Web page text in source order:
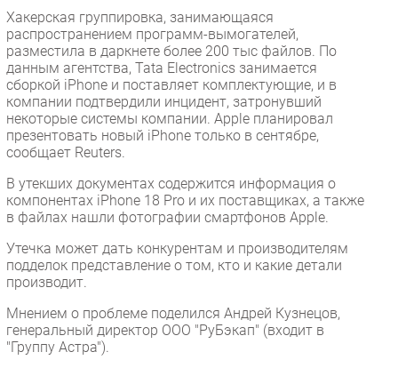
РАЗДЕЛЫ
Новости
Аналитика
Интервью
Мероприятия
Проекты
Тестовый стенд
Каталог компаний
Хакерская группировка, занимающаяся
распространением программ-вымогателей,
разместила в даркнете более 200 тыс файлов. По
данным агентства, Tata Electronics занимается
сборкой iPhone и поставляет комплектующие, и в
компании подтвердили инцидент, затронувший
некоторые системы компании. Apple планировал
презентовать новый iPhone только в сентябре,
сообщает Reuters.
В утекших документах содержится информация о
компонентах iPhone 18 Pro и их поставщиках, а также
в файлах нашли фотографии смартфонов Apple.
Утечка может дать конкурентам и производителям
подделок представление о том, кто и какие детали
производит.
Мнением о проблеме поделился Андрей Кузнецов,
генеральный директор ООО "РуБэкап" (входит в
"Группу Астра").